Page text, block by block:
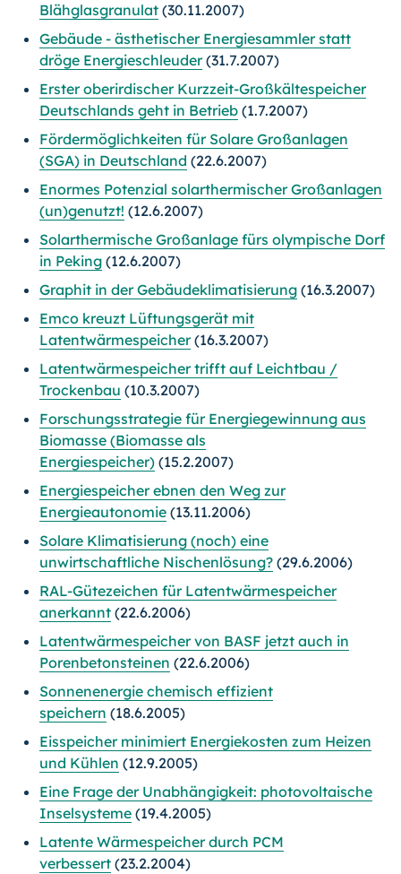
Blähglasgranulat (30.11.2007)
Gebäude - ästhetischer Energiesammler statt
dröge Energieschleuder(31.7.2007)
Erster oberirdischer Kurzzeit-Großkältespeicher
Deutschlands geht in Betrieb (1.7.2007)
Fördermöglichkeiten für Solare Großanlagen
(SGA) in Deutschland (22.6.2007)
Enormes Potenzial solarthermischer Großanlagen
(un)genutzt! (12.6.2007)
Solarthermische Großanlage fürs olympische Dorf
in Peking (12.6.2007)
Graphit in der Gebäudeklimatisierung (16.3.2007)
Emco kreuzt Lüftungsgerät mit
Latentwärmespeicher(16.3.2007)
Latentwärmespeicher trifft auf Leichtbau /
Trockenbau (10.3.2007)
Forschungsstrategie für Energiegewinnung aus
Biomasse (Biomasse als
Energiespeicher) (15.2.2007)
Energiespeicher ebnen den Weg zur
Energieautonomie (13.11.2006)
Solare Klimatisierung (noch) eine
unwirtschaftliche Nischenlösung? (29.6.2006)
RAL-Gütezeichen für Latentwärmespeicher
anerkannt (22.6.2006)
Latentwärmespeicher von BASF jetzt auch in
Porenbetonsteinen (22.6.2006)
Sonnenenergie chemisch effizient
speichern (18.6.2005)
Eisspeicher minimiert Energiekosten zum Heizen
und Kühlen (12.9.2005)
Eine Frage der Unabhängigkeit: photovoltaische
Inselsysteme (19.4.2005)
Latente Wärmespeicher durch PCM
verbessert (23.2.2004)